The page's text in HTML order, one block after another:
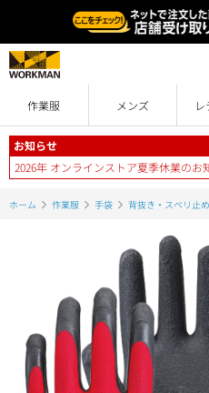
作業服 メンズ
お知らせ
2026年 オンラインストア夏季休業のお
ホーム 作業服 手袋 背抜き・スベリ止